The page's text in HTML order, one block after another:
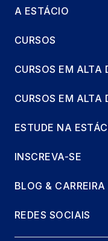
A ESTÁCIO
CURSOS
CURSOS EM ALTA
CURSOS EM ALTA
ESTUDE NA
INSCREVA-SE
BLOG & CARREIRA
REDES SOCIAIS